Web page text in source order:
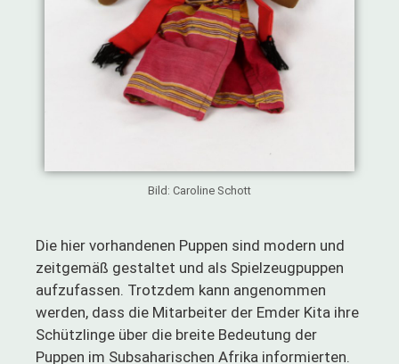
Bild: Caroline Schott
Die hier vorhandenen Puppen sind modern und
zeitgemäß gestaltet und als Spielzeugpuppen
aufzufassen. Trotzdem kann angenommen
werden, dass die Mitarbeiter der Emder Kita ihre
Schützlinge über die breite Bedeutung der
Puppen im Subsaharischen Afrika informierten.